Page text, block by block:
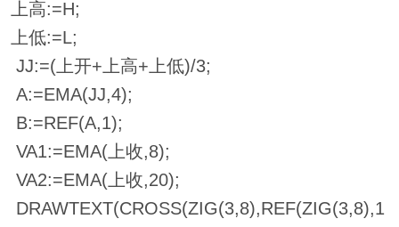
上高:=H;
上低:=L;
JJ:=(上开+上高+上低)/3;
A:=EMA(JJ,4);
B:=REF(A,1);
VA1:=EMA(上收,8);
VA2:=EMA(上收,20);
DRAWTEXT(CROSS(ZIG(3,8),REF(ZIG(3,8),1